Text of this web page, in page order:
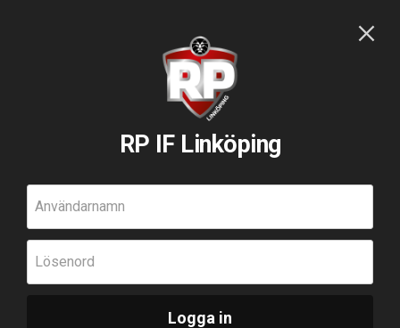
RP IF Linköping
Användarnamn
Lösenord
Logga in